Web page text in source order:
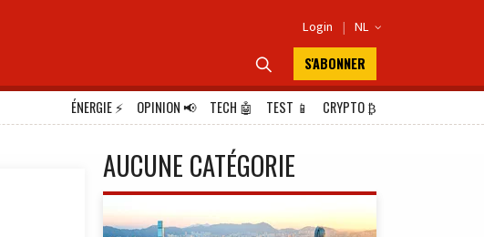
Login | NL 
 S'ABONNER
ÉNERGIE⚡ OPINION📢 TECH 🤖 TEST 📱 CRYPTO₿
AUCUNE CATÉGORIE